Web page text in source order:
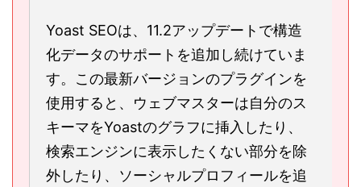
Yoast SEOは、11.2アップデートで構造
化データのサポートを追加し続けていま
す。この最新バージョンのプラグインを
使用すると、ウェブマスターは自分のス
キーマをYoastのグラフに挿入したり、
検索エンジンに表示したくない部分を除
外したり、ソーシャルプロフィールを追